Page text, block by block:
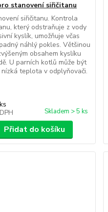
stanovení siřičitanu
siřičitanu. Kontrola
který odstraňuje z vody
kyslík, umožňuje včas
náhlý pokles. Většinou
obsahem kyslíku
U parních kotlů může být
teplota v odplyňovači.
Skladem > 5 ks
Přidat do košíku